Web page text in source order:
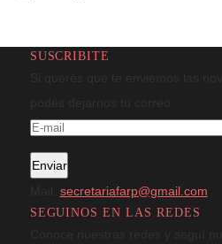
podés dejarnos tu correo
Mail:secretariafarp@gmail.com